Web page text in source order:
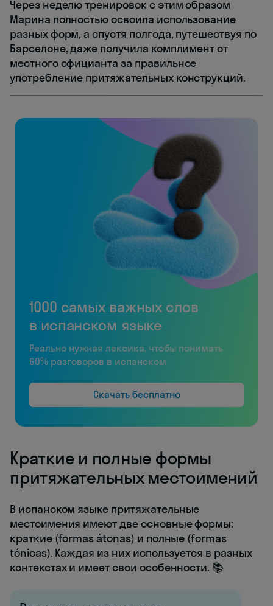
Через неделю тренировок с этим образом
Марина полностью освоила использование
разных форм, а спустя полгода, путешествуя по
Барселоне, даже получила комплимент от
местного официанта за правильное
употребление притяжательных конструкций.
1000 самых важных слов
в испанском языке
Реально нужная лексика, чтобы понимать
60% разговоров в испанском
Скачать бесплатно
Краткие и полные формы
притяжательных местоимений
В испанском языке притяжательные
местоимения имеют две основные формы:
краткие (formas átonas) и полные (formas
tónicas). Каждая из них используется в разных
контекстах и имеет свои особенности. 📚